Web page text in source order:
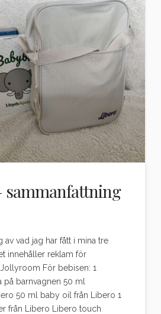
sammanfattning
av vad jag har fått i mina tre
innehåller reklam för
För bebisen: 1
på barnvagnen 50 ml
50 ml baby oil från Libero 1
från Libero Libero touch